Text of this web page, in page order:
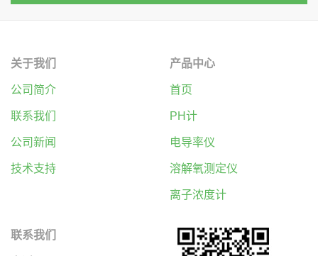
关于我们
公司简介
联系我们
公司新闻
技术支持
产品中心
首页
PH计
电导率仪
溶解氧测定仪
离子浓度计
联系我们